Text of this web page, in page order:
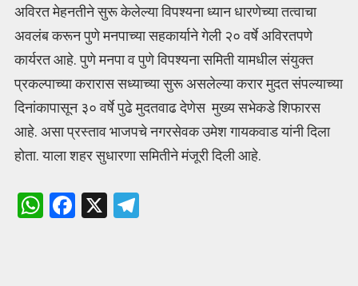
अविरत मेहनतीने सुरू केलेल्या विपश्यना ध्यान धारणेच्या तत्वाचा
अवलंब करून पुणे मनपाच्या सहकार्याने गेली २० वर्षे अविरतपणे
कार्यरत आहे. पुणे मनपा व पुणे विपश्यना समिती यामधील संयुक्त
प्रकल्पाच्या करारास सध्याच्या सुरू असलेल्या करार मुदत संपल्याच्या
दिनांकापासून ३० वर्षे पुढे मुदतवाढ देणेस मुख्य सभेकडे शिफारस
आहे. असा प्रस्ताव भाजपचे नगरसेवक उमेश गायकवाड यांनी दिला
होता. याला शहर सुधारणा समितीने मंजूरी दिली आहे.
W F X T